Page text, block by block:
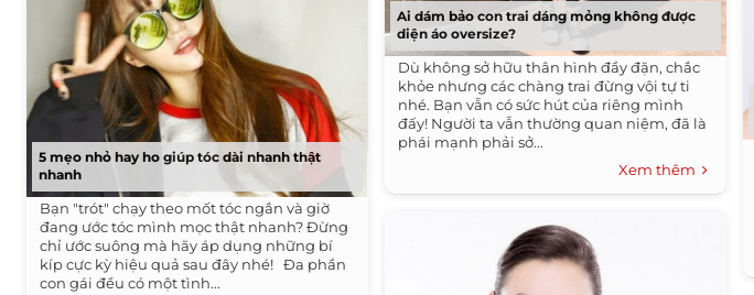
5 mẹo nhỏ hay ho giúp tóc dài nhanh thật
nhanh
Bạn "trót" chạy theo mốt tóc ngắn và giờ
đang ước tóc mình mọc thật nhanh? Đừng
chỉ ước suông mà hãy áp dụng những bí
kíp cực kỳ hiệu quả sau đây nhé! Đa phần
con gái đều có một tình...
Ai dám bảo con trai dáng mỏng không được
diện áo oversize?
Dù không sở hữu thân hình đầy đặn, chắc
khỏe nhưng các chàng trai đừng vội tự ti
nhé. Bạn vẫn có sức hút của riêng mình
đấy! Người ta vẫn thường quan niệm, đã là
phái mạnh phải sở...
Xem thêm